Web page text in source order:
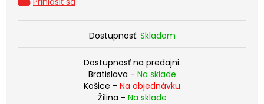
Dostupnosť: Skladom
Dostupnosť na predajni:
Bratislava - Na sklade
Košice - Na objednávku
Žilina - Na sklade